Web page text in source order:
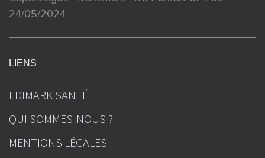
24/05/2024
LIENS
EDIMARK SANTÉ
QUI SOMMES-NOUS ?
MENTIONS LÉGALES